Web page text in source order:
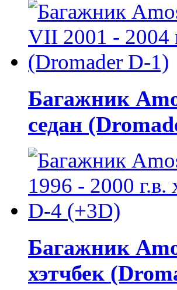
Багажник
седан
Багажник
хэтчбек